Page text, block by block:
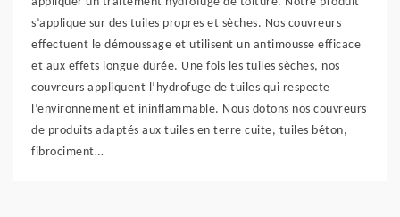
s’applique sur des tuiles propres et sèches. Nos couvreurs
effectuent le démoussage et utilisent un antimousse efficace
et aux effets longue durée. Une fois les tuiles sèches, nos
couvreurs appliquent l’hydrofuge de tuiles qui respecte
l’environnement et ininflammable. Nous dotons nos couvreurs
de produits adaptés aux tuiles en terre cuite, tuiles béton,
fibrociment…